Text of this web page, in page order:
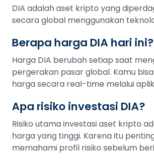
DIA adalah aset kripto yang
secara global menggunakan
Berapa harga DIA hari ini?
Harga DIA berubah setiap saat
pergerakan pasar global. Kamu
harga secara real-time melalui
Apa risiko investasi DIA?
Risiko utama investasi aset kripto
harga yang tinggi. Karena itu
memahami profil risiko sebelum